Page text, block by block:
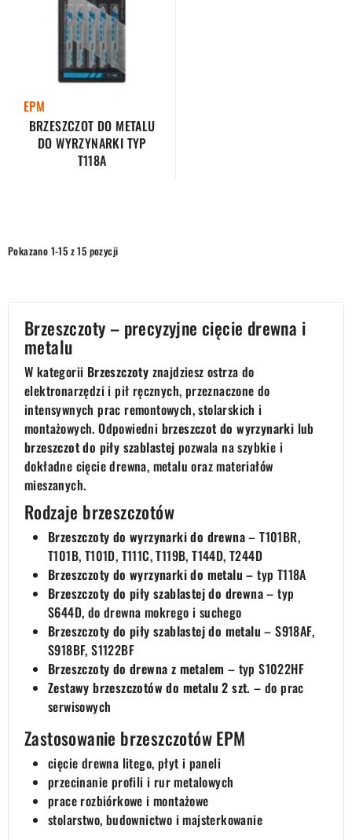
EPM
BRZESZCZOT DO METALU
DO WYRZYNARKI TYP
T118A
Pokazano 1-15 z 15 pozycji
Brzeszczoty – precyzyjne cięcie drewna i
metalu
W kategorii Brzeszczoty znajdziesz ostrza do
elektronarzędzi i pił ręcznych, przeznaczone do
intensywnych prac remontowych, stolarskich i
montażowych. Odpowiedni brzeszczot do wyrzynarki lub
brzeszczot do piły szablastej pozwala na szybkie i
dokładne cięcie drewna, metalu oraz materiałów
mieszanych.
Rodzaje brzeszczotów
Brzeszczoty do wyrzynarki do drewna– T101BR,
T101B, T101D, T111C, T119B, T144D, T244D
Brzeszczoty do wyrzynarki do metalu – typ T118A
Brzeszczoty do piły szablastej do drewna– typ
S644D, do drewna mokrego i suchego
Brzeszczoty do piły szablastej do metalu – S918AF,
S918BF, S1122BF
Brzeszczoty do drewna z metalem – typ S1022HF
Zestawy brzeszczotów do metalu 2 szt. – do prac
serwisowych
Zastosowanie brzeszczotów EPM
cięcie drewna litego, płyt i paneli
przecinanie profili i rur metalowych
prace rozbiórkowe i montażowe
stolarstwo, budownictwo i majsterkowanie